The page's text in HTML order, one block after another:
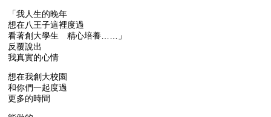
「我人生的晚年
想在八王子這裡度過
看著創大學生 精心培養……」
反覆說出
我真實的心情
想在我創大校園
和你們一起度過
更多的時間